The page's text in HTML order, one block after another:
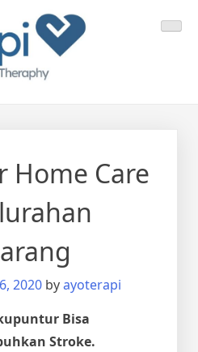
Care
2020 byayoterapi
Bisa
Stroke.